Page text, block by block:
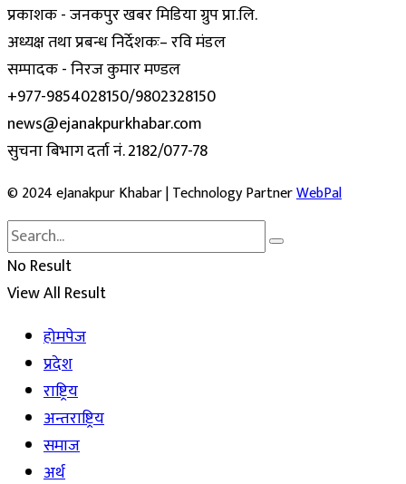
प्रकाशक - जनकपुर खबर मिडिया ग्रुप प्रा.लि.
अध्यक्ष तथा प्रबन्ध निर्देशकः– रवि मंडल
सम्पादक - निरज कुमार मण्डल
+977-9854028150/9802328150
news@ejanakpurkhabar.com
सुचना बिभाग दर्ता नं. 2182/077-78
© 2024 eJanakpur Khabar | Technology PartnerWebPal
No Result
View All Result
होमपेज
प्रदेश
राष्ट्रिय
अन्तराष्ट्रिय
समाज
अर्थ